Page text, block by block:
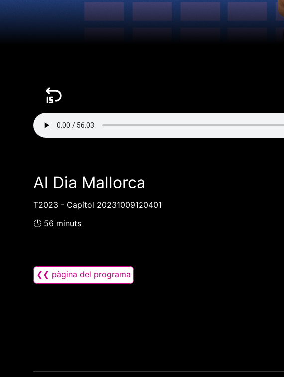
Al Dia Mallorca
T2023 - Capítol 20231009120401
🕓 56 minuts
❮❮ pàgina del programa